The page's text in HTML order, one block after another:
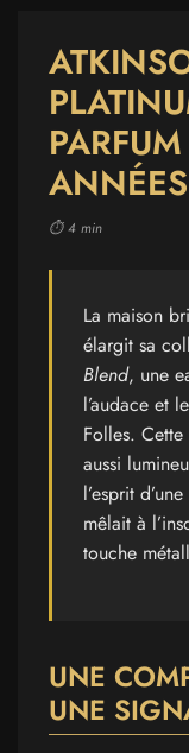
⏱️ 4 min
La maison
élargit sa
Blend, une
l’audace et
Folles.
aussi
l’esprit
mêlait à
touche
UNE
UNE